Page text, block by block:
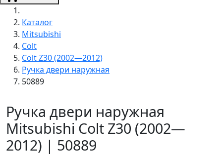
Каталог
Mitsubishi
Colt
Colt Z30 (2002—2012)
Ручка двери наружная
50889
Ручка двери наружная
Mitsubishi Colt Z30 (2002—
2012) | 50889